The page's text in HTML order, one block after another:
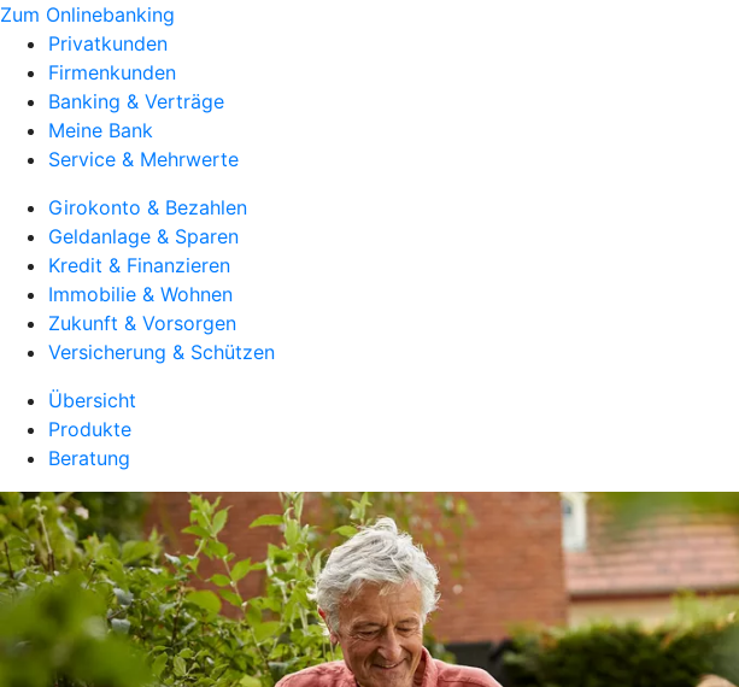
Zum Onlinebanking
Privatkunden
Firmenkunden
Banking & Verträge
Meine Bank
Service & Mehrwerte
Girokonto & Bezahlen
Geldanlage & Sparen
Kredit & Finanzieren
Immobilie & Wohnen
Zukunft & Vorsorgen
Versicherung & Schützen
Übersicht
Produkte
Beratung